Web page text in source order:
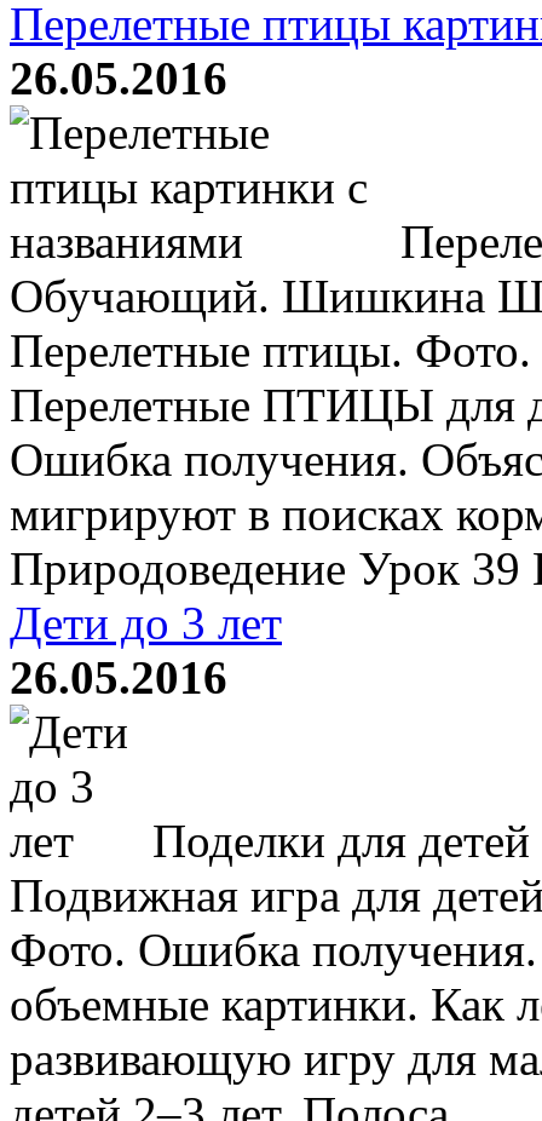
Перелетные птицы
26.05.2016
Обучающий. Шишкина
Перелетные птицы.
Перелетные ПТИЦЫ для
Ошибка получения.
мигрируют в поисках
Природоведение Урок 39
Дети до 3 лет
26.05.2016
Поделки для
Подвижная игра для
Фото. Ошибка получения.
объемные картинки. Как
развивающую игру для